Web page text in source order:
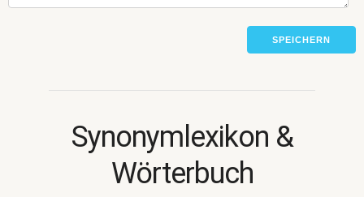
SPEICHERN
Synonymlexikon &
Wörterbuch